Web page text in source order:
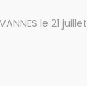
le 21 juillet